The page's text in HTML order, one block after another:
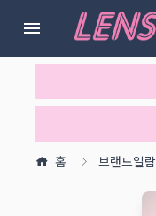
홈 브랜드일람